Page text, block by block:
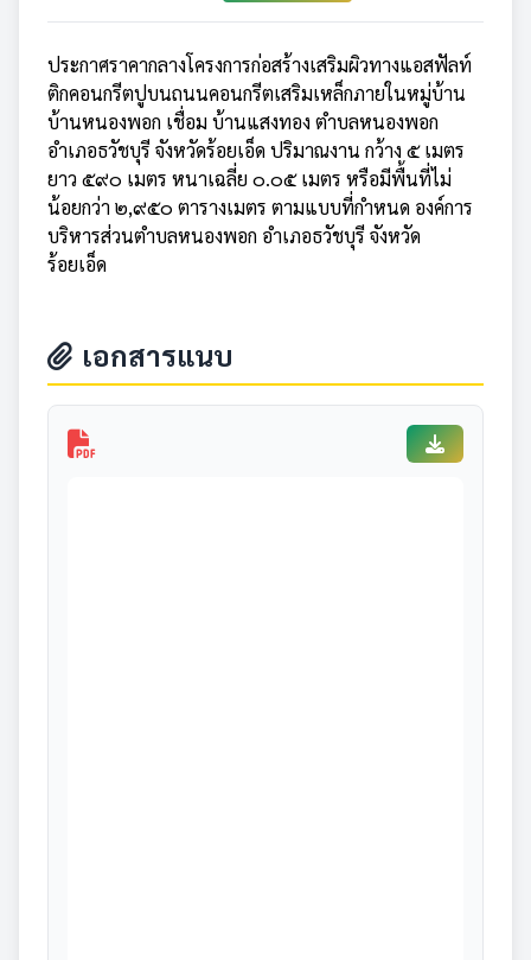
ประกาศราคากลางโครงการก่อสร้างเสริมผิวทางแอสฟัลท์
ติกคอนกรีตปูบนถนนคอนกรีตเสริมเหล็กภายในหมู่บ้าน
บ้านหนองพอก เชื่อม บ้านแสงทอง ตำบลหนองพอก
อำเภอธวัชบุรี จังหวัดร้อยเอ็ด ปริมาณงาน กว้าง ๕ เมตร
ยาว ๕๙๐ เมตร หนาเฉลี่ย ๐.๐๕ เมตร หรือมีพื้นที่ไม่
น้อยกว่า ๒,๙๕๐ ตารางเมตร ตามแบบที่กำหนด องค์การ
บริหารส่วนตำบลหนองพอก อำเภอธวัชบุรี จังหวัด
ร้อยเอ็ด
เอกสารแนบ